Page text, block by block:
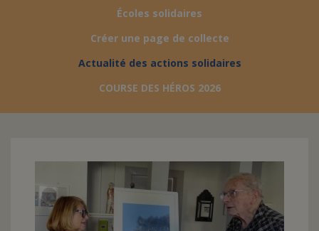
FAIRE UN DON
ESPACE PRESSE
JE DEVIENS
DEVENIR
UN PETIT PRINCE
Écoles solidaires
Créer une page de collecte
Actualité des actions solidaires
COURSE DES HÉROS 2026